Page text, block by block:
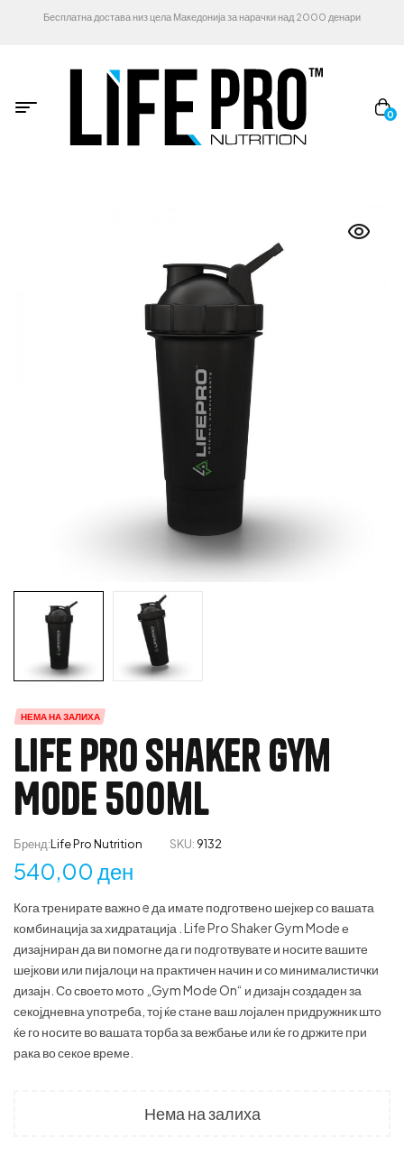
Бесплатна достава низ цела Македонија за нарачки над 2000 денари
0
НЕМА НА ЗАЛИХА
Life Pro Shaker Gym
Mode 500ml
Бренд:Life Pro Nutrition SKU: 9132
540,00 ден
Кога тренирате важно e да имате подготвено шејкер со вашата
комбинација за хидратација . Life Pro Shaker Gym Mode е
дизајниран да ви помогне да ги подготвувате и носите вашите
шејкови или пијалоци на практичен начин и со минималистички
дизајн. Со своето мото „Gym Mode On“ и дизајн создаден за
секојдневна употреба, тој ќе стане ваш лојален придружник што
ќе го носите во вашата торба за вежбање или ќе го држите при
рака во секое време.
Нема на залиха